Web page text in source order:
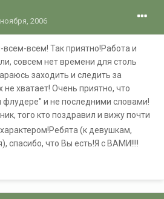
2006
всем! Так приятно!Работа и
совсем нет времени для столь
заходить и следить за
хватает! Очень приятно, что
флудере" и не последними словами!
того кто поздравил и вижу почти
(к девушкам,
спасибо, что Вы есть!Я с ВАМИ!!!!